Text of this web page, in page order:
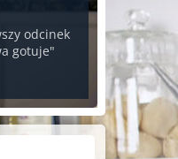
odcinek
gotuje"